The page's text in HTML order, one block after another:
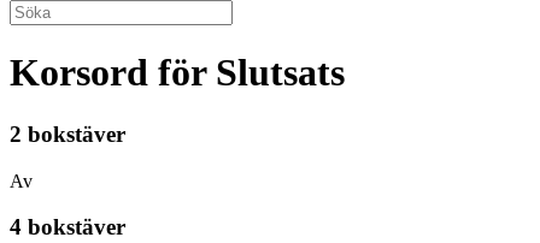
Korsord för Slutsats
2 bokstäver
Av
4 bokstäver